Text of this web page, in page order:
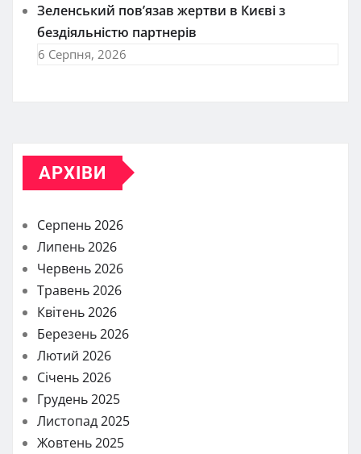
Зеленський пов’язав жертви в Києві з
бездіяльністю партнерів
6 Серпня, 2026
АРХІВИ
Серпень 2026
Липень 2026
Червень 2026
Травень 2026
Квітень 2026
Березень 2026
Лютий 2026
Січень 2026
Грудень 2025
Листопад 2025
Жовтень 2025